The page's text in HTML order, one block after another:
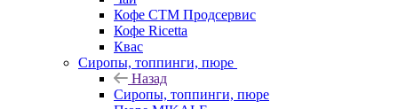
Кофе СТМ Продсервис
Кофе Ricetta
Квас
Сиропы, топпинги, пюре
Назад
Сиропы, топпинги, пюре